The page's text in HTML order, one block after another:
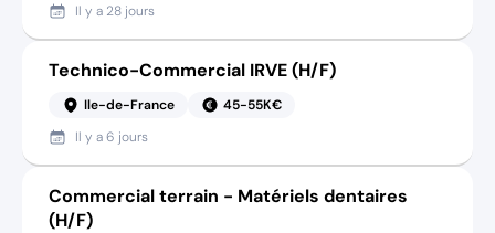
Il y a 28 jours
Technico-Commercial IRVE (H/F)
Ile-de-France
45-55K€
Il y a6 jours
Commercial terrain - Matériels dentaires
(H/F)